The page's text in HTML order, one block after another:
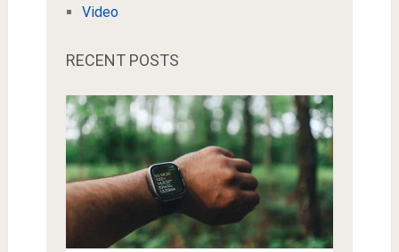
Video
RECENT POSTS